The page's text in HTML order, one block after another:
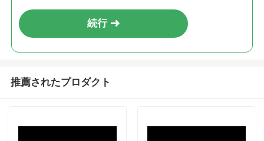
続行
推薦されたプロダクト